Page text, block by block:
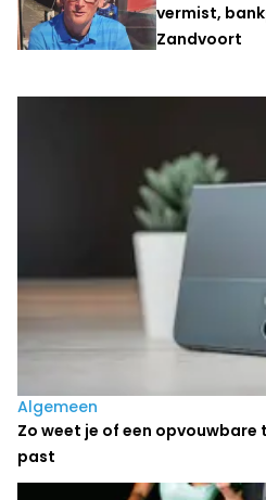
vermist,
Zandvoort
Laatste nieuws
Algemeen
Zo weet je of een opvouwbare
past